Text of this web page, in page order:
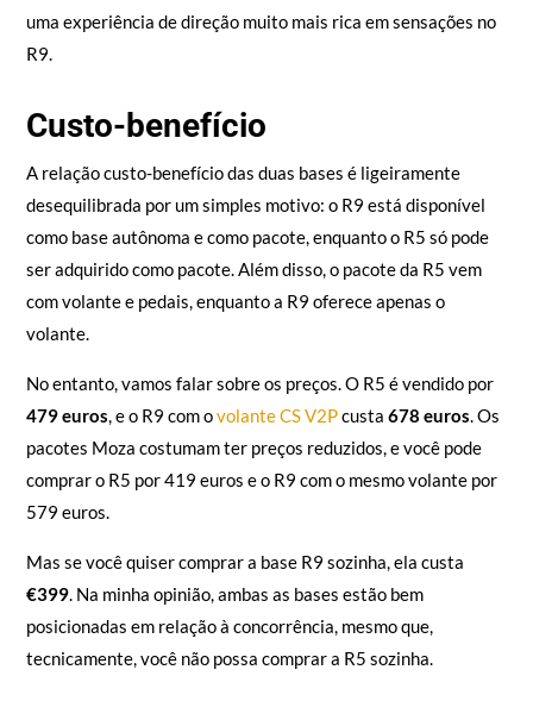
mais longe, sem desfocagem no volante. O resultado é mais
feedback, efeitos mais leves e mais pesados e, acima de tudo,
R9.
Custo-benefício
A relação custo-benefício das duas bases é ligeiramente
desequilibrada por um simples motivo: o R9 está disponível
como base autônoma e como pacote, enquanto o R5 só pode
ser adquirido como pacote. Além disso, o pacote da R5 vem
volante.
No entanto, vamos falar sobre os preços. O R5 é vendido por
, e o R9 com o volante CS V2P 678 euros
pacotes Moza costumam ter preços reduzidos, e você pode
579 euros.
Mas se você quiser comprar a base R9 sozinha, ela custa
€399
. Na minha opinião, ambas as bases estão bem